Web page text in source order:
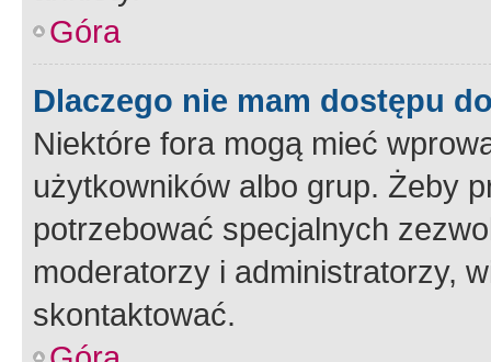
Góra
Dlaczego nie mam dostępu
Niektóre fora mogą mieć
użytkowników albo grup. Żeby
potrzebować specjalnych
moderatorzy i administratorzy,
skontaktować.